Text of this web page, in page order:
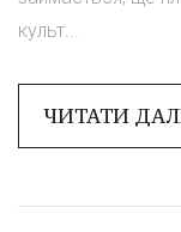
культ...
ЧИТАТИ